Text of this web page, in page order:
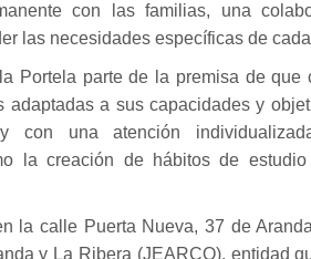
con las familias, una
las necesidades específicas de
Portela parte de la premisa de
adaptadas a sus capacidades y
con una atención
la creación de hábitos de
la calle Puerta Nueva, 37 de
y La Ribera (JEARCO), entidad